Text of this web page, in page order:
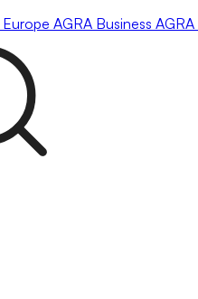
Europe AGRA Business AGRA